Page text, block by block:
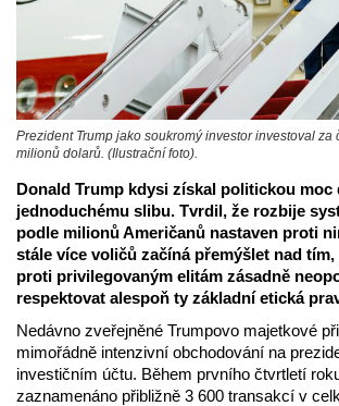
Prezident Trump jako soukromý investor investoval za
milionů dolarů. (Ilustrační foto).
Donald Trump kdysi získal politickou moc
jednoduchému slibu. Tvrdil, že rozbije
podle milionů Američanů nastaven proti
stále více voličů začíná přemýšlet nad
proti privilegovaným elitám zásadně
respektovat alespoň ty základní etická
Nedávno zveřejněné Trumpovo majetkové
mimořádně intenzivní obchodování na
investičním účtu. Během prvního čtvrtletí
zaznamenáno přibližně 3 600 transakcí v